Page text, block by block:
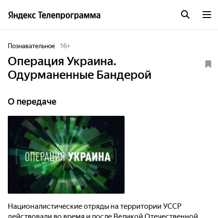
Познавательное 16+
Операция Украина.
Одурманенные Бандерой
О передаче
Националистические отряды на территории УССР